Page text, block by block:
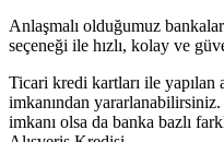
Anlaşmalı olduğumuz
seçeneği ile hızlı, kolay ve
Ticari kredi kartları ile yapılan
imkanından
imkanı olsa da banka bazlı